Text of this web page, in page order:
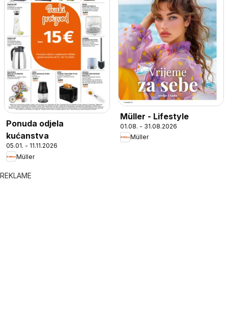
Ponuda odjela
kućanstva
05.01. - 11.11.2026
Müller
Müller - Lifestyle
01.08. - 31.08.2026
Müller
REKLAME